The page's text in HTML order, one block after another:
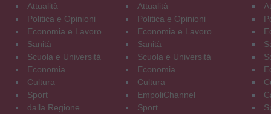
Attualità
Politica e Opinioni
Economia e Lavoro
Sanità
Scuola e Università
Economia
Cultura
Sport
dalla Regione
Attualità
Politica e Opinioni
Economia e Lavoro
Sanità
Scuola e Università
Economia
Cultura
EmpoliChannel
Sport